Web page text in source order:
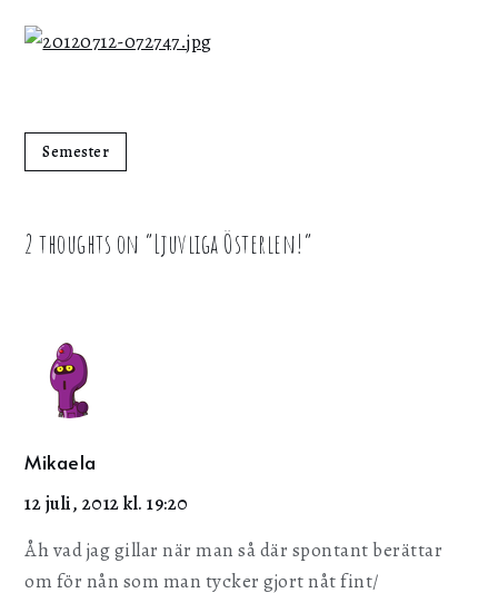
Semester
2 thoughts on “Ljuvliga Österlen!”
Mikaela
12 juli, 2012 kl. 19:20
Åh vad jag gillar när man så där spontant berättar
om för nån som man tycker gjort nåt fint/